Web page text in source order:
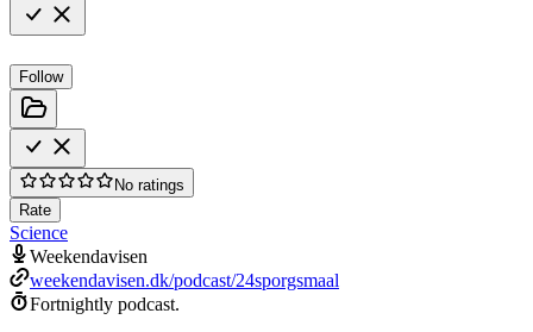
Follow
No ratings
Rate
Science
Weekendavisen
weekendavisen.dk/podcast/24sporgsmaal
Fortnightly podcast.